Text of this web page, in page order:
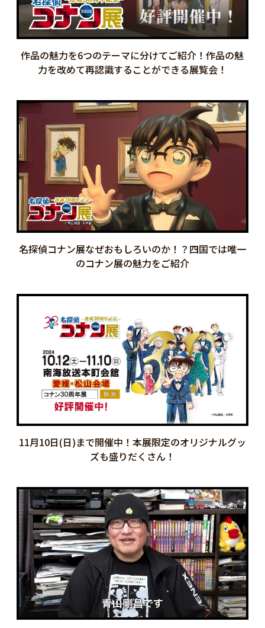
作品の魅力を6つのテーマに分けてご紹介！作品の魅
力を改めて再認識することができる展覧会！
名探偵コナン展なぜおもしろいのか！？四国では唯一
のコナン展の魅力をご紹介
11月10日(日)まで開催中！本展限定のオリジナルグッ
ズも盛りだくさん！